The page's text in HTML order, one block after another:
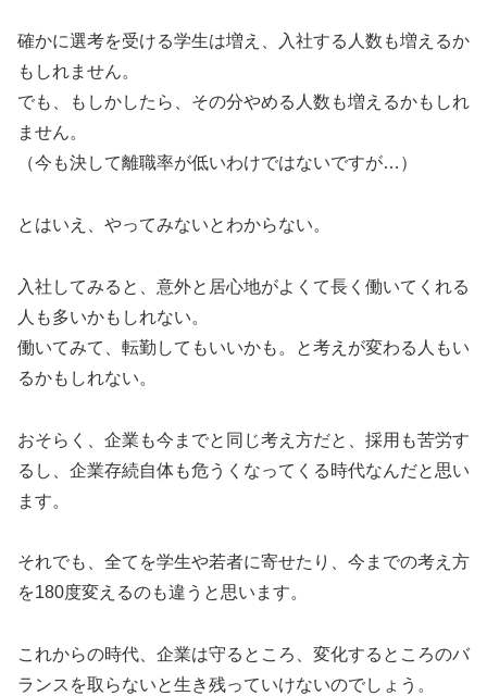
確かに選考を受ける学生は増え、入社する人数も増えるか
もしれません。
でも、もしかしたら、その分やめる人数も増えるかもしれ
ません。
（今も決して離職率が低いわけではないですが…）
とはいえ、やってみないとわからない。
入社してみると、意外と居心地がよくて長く働いてくれる
人も多いかもしれない。
働いてみて、転勤してもいいかも。と考えが変わる人もい
るかもしれない。
おそらく、企業も今までと同じ考え方だと、採用も苦労す
るし、企業存続自体も危うくなってくる時代なんだと思い
ます。
それでも、全てを学生や若者に寄せたり、今までの考え方
を180度変えるのも違うと思います。
これからの時代、企業は守るところ、変化するところのバ
ランスを取らないと生き残っていけないのでしょう。